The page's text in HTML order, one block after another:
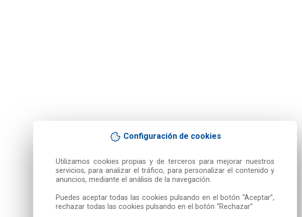
Configuración de cookies
Utilizamos cookies propias y de terceros para mejorar nuestros
servicios, para analizar el tráfico, para personalizar el contenido y
anuncios, mediante el análisis de la navegación.
Puedes aceptar todas las cookies pulsando en el botón “Aceptar”,
rechazar todas las cookies pulsando en el botón “Rechazar”